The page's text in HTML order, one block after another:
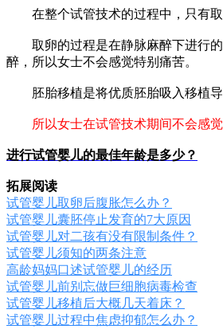
在整个试管技术的过程中，只有
取卵的过程是在静脉麻醉下进行
醉，所以女士不会感觉特别痛苦。
胚胎移植是将优质胚胎吸入移植
所以女士在试管技术期间不会感
进行试管婴儿的最佳年龄是多少？
拓展阅读
试管婴儿取卵后腹胀怎么办？
试管婴儿囊胚停止发育的7大原因
试管婴儿对二孩有没有限制条件？
试管婴儿须知的两条注意
高龄妈妈口述试管婴儿的经历
试管婴儿前别忘做巨细胞病毒检查
试管婴儿移植后大概几天着床？
试管婴儿过程中焦虑抑郁怎么办？